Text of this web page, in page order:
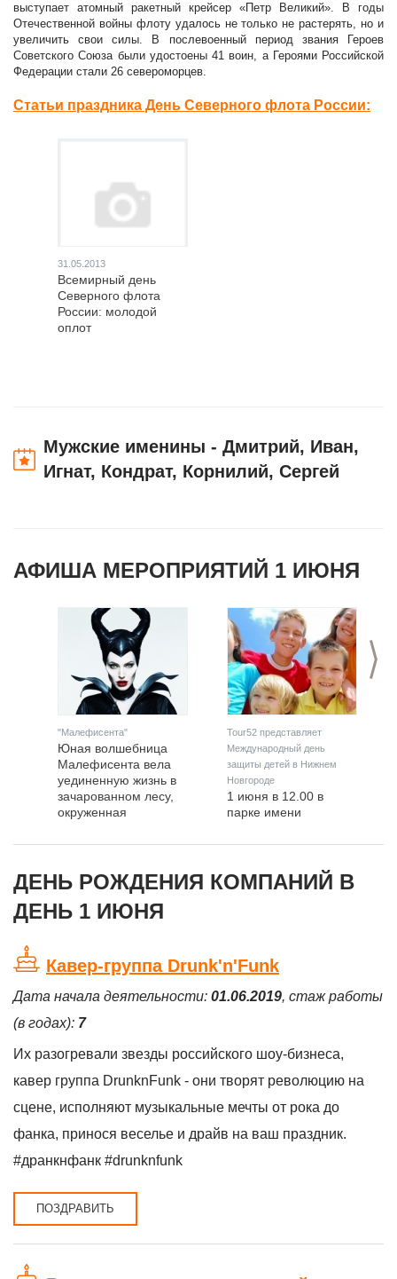
выступает атомный ракетный крейсер «Петр Великий». В годы
Отечественной войны флоту удалось не только не растерять, но и
увеличить свои силы. В послевоенный период звания Героев
Советского Союза были удостоены 41 воин, а Героями Российской
Федерации стали 26 североморцев.
Статьи праздника День Северного флота России:
31.05.2013
Всемирный день
Северного флота
России: молодой
оплот
Мужские именины - Дмитрий, Иван,
Игнат, Кондрат, Корнилий, Сергей
АФИША МЕРОПРИЯТИЙ 1 ИЮНЯ
>
"Малефисента"
Юная волшебница
Малефисента вела
уединенную жизнь в
зачарованном лесу,
окруженная
существами, но
изменилось…
Tour52 представляет
Международный день
защиты детей в Нижнем
Новгороде
1 июня в 12.00 в
парке имени
Пискунова) состоится
праздник,
посвященный
праздника выступает
региональный
туристический портал
Tour52.RU.
ДЕНЬ РОЖДЕНИЯ КОМПАНИЙ В
ДЕНЬ 1 ИЮНЯ
Кавер-группа Drunk'n'Funk
Дата начала деятельности: 01.06.2019, стаж работы
(в годах): 7
Их разогревали звезды российского шоу-бизнеса,
кавер группа DrunknFunk - они творят революцию на
сцене, исполняют музыкальные мечты от рока до
фанка, принося веселье и драйв на ваш праздник.
#дранкнфанк #drunknfunk
ПОЗДРАВИТЬ